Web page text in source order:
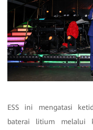
ESS ini mengatasi
baterai litium melalui